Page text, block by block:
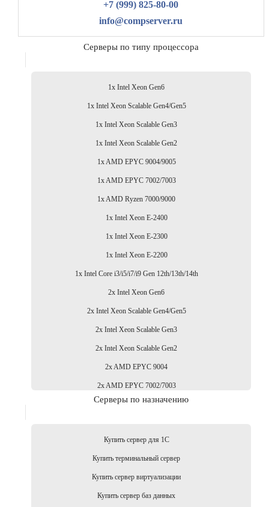
+7 (999) 825-80-00
info@compserver.ru
Серверы по типу процессора
1x Intel Xeon Gen6
1x Intel Xeon Scalable Gen4/Gen5
1x Intel Xeon Scalable Gen3
1x Intel Xeon Scalable Gen2
1x AMD EPYC 9004/9005
1x AMD EPYC 7002/7003
1x AMD Ryzen 7000/9000
1x Intel Xeon E-2400
1x Intel Xeon E-2300
1x Intel Xeon E-2200
1x Intel Core i3/i5/i7/i9 Gen 12th/13th/14th
2x Intel Xeon Gen6
2x Intel Xeon Scalable Gen4/Gen5
2x Intel Xeon Scalable Gen3
2x Intel Xeon Scalable Gen2
2x AMD EPYC 9004
2x AMD EPYC 7002/7003
Серверы по назначению
Купить сервер для 1С
Купить терминальный сервер
Купить сервер виртуализации
Купить сервер баз данных